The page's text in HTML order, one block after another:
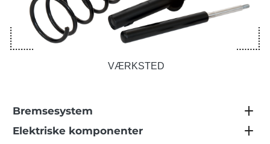
VÆRKSTED
Bremsesystem
Elektriske komponenter